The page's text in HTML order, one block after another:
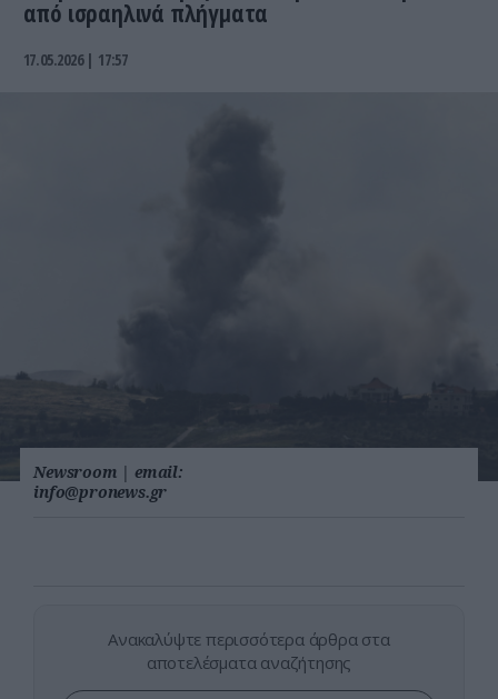
από ισραηλινά πλήγματα
17.05.2026 | 17:57
Newsroom | email:
info@pronews.gr
Ανακαλύψτε περισσότερα άρθρα στα
αποτελέσματα αναζήτησης